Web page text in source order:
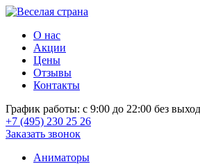
О нас
Акции
Цены
Отзывы
Контакты
График работы: с 9:00 до 22:00 без
+7 (495) 230 25 26
Заказать звонок
Аниматоры